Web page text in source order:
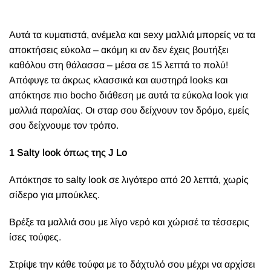
Αυτά τα κυματιστά, ανέμελα και sexy μαλλιά μπορείς να τα
αποκτήσεις εύκολα – ακόμη κι αν δεν έχεις βουτήξει
καθόλου στη θάλασσα – μέσα σε 15 λεπτά το πολύ!
Απόφυγε τα άκρως κλασσικά και αυστηρά looks και
απόκτησε πιο bocho διάθεση με αυτά τα εύκολα look για
μαλλιά παραλίας. Οι σταρ σου δείχνουν τον δρόμο, εμείς
σου δείχνουμε τον τρόπο.
1 Salty look όπως της J Lo
Απόκτησε το salty look σε λιγότερο από 20 λεπτά, χωρίς
σίδερο για μπούκλες.
Βρέξε τα μαλλιά σου με λίγο νερό και χώρισέ τα τέσσερις
ίσες τούφες.
Στρίψε την κάθε τούφα με το δάχτυλό σου μέχρι να αρχίσει